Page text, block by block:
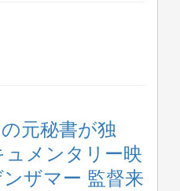
元秘書が独
メンタリー映
ザマー 監督来